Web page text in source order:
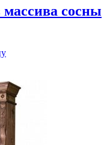
сосны